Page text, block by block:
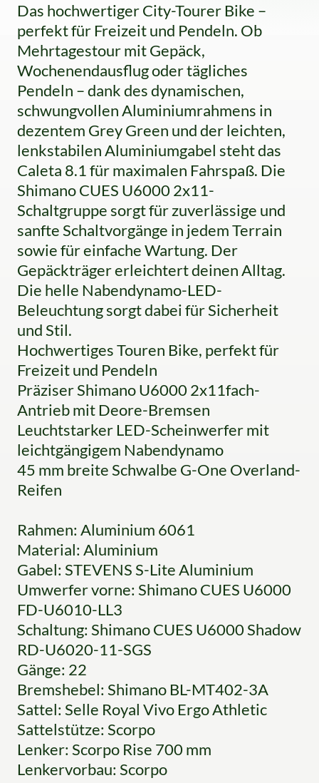
Das hochwertiger City-Tourer Bike –
perfekt für Freizeit und Pendeln. Ob
Mehrtagestour mit Gepäck,
Wochenendausflug oder tägliches
Pendeln – dank des dynamischen,
schwungvollen Aluminiumrahmens in
dezentem Grey Green und der leichten,
lenkstabilen Aluminiumgabel steht das
Caleta 8.1 für maximalen Fahrspaß. Die
Shimano CUES U6000 2x11-
Schaltgruppe sorgt für zuverlässige und
sanfte Schaltvorgänge in jedem Terrain
sowie für einfache Wartung. Der
Gepäckträger erleichtert deinen Alltag.
Die helle Nabendynamo-LED-
Beleuchtung sorgt dabei für Sicherheit
und Stil.
Hochwertiges Touren Bike, perfekt für
Freizeit und Pendeln
Präziser Shimano U6000 2x11fach-
Antrieb mit Deore-Bremsen
Leuchtstarker LED-Scheinwerfer mit
leichtgängigem Nabendynamo
45 mm breite Schwalbe G-One Overland-
Reifen
Rahmen: Aluminium 6061
Material: Aluminium
Gabel: STEVENS S-Lite Aluminium
Umwerfer vorne: Shimano CUES U6000
FD-U6010-LL3
Schaltung: Shimano CUES U6000 Shadow
RD-U6020-11-SGS
Gänge: 22
Bremshebel: Shimano BL-MT402-3A
Sattel: Selle Royal Vivo Ergo Athletic
Sattelstütze: Scorpo
Lenker: Scorpo Rise 700 mm
Lenkervorbau: Scorpo